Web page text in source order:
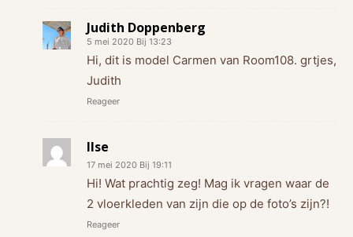
Judith Doppenberg
5 mei 2020 Bij 13:23
Hi, dit is model Carmen van Room108. grtjes,
Judith
Reageer
Ilse
17 mei 2020 Bij 19:11
Hi! Wat prachtig zeg! Mag ik vragen waar de
2 vloerkleden van zijn die op de foto’s zijn?!
Reageer